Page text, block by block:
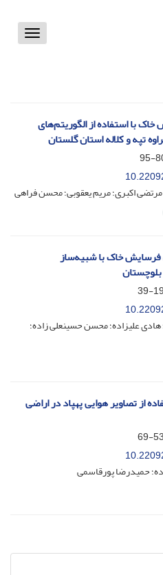
Toggle
با استفاده از الگوریتم‌های
تپه و کلاله استان گلستان
اکبری؛ مریم یعقوبی؛ محسن فراهی
فرسایش خاک با شبیه‌ساز
19-39
علیزاده؛ محسن حسینعلی زاده؛
از تصاویر هوایی پهپاد در اراضی
53-69
حمیدرضا پورقاسمی